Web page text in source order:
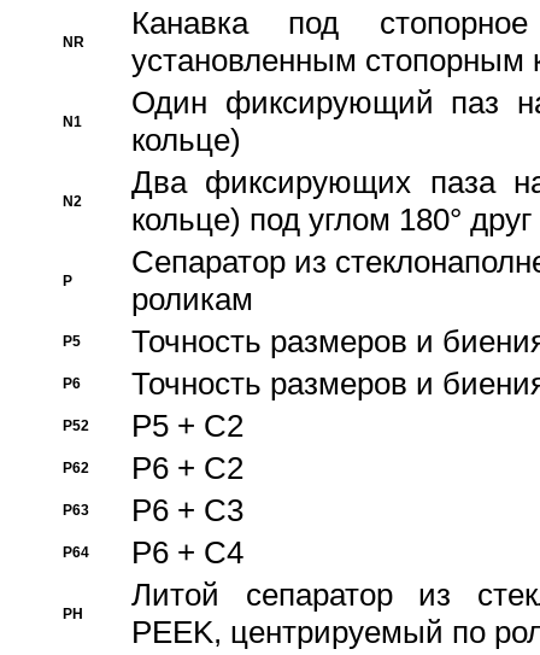
NR
Канавка под
установленным стопорным
N1
Один фиксирующий паз
кольце)
N2
Два фиксирующих паза
кольце) под углом 180° друг
P
Cепаратор из
роликам
P5 Точность размеров и
P6 Точность размеров и
P52 P5 + C2
P62 P6 + C2
P63 P6 + C3
P64 P6 + C4
PH
Литой сепаратор из
PEEK, центрируемый по